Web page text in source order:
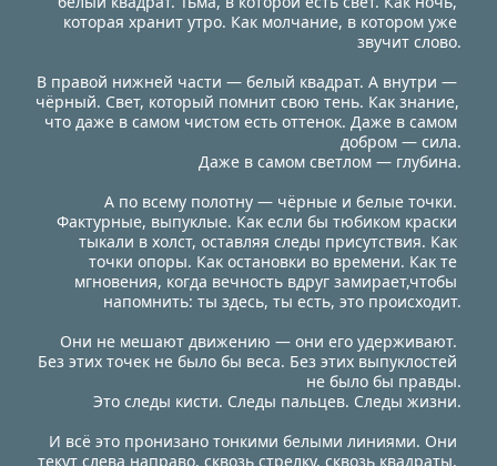
которая хранит утро. Как молчание, в котором уже
звучит слово.
В правой нижней части — белый квадрат. А внутри —
чёрный. Свет, который помнит свою тень. Как знание,
что даже в самом чистом есть оттенок. Даже в самом
добром — сила.
Даже в самом светлом — глубина.
А по всему полотну — чёрные и белые точки.
Фактурные, выпуклые. Как если бы тюбиком краски
тыкали в холст, оставляя следы присутствия. Как
точки опоры. Как остановки во времени. Как те
мгновения, когда вечность вдруг замирает,чтобы
напомнить: ты здесь, ты есть, это происходит.
Они не мешают движению — они его удерживают.
Без этих точек не было бы веса. Без этих выпуклостей
не было бы правды.
Это следы кисти. Следы пальцев. Следы жизни.
И всё это пронизано тонкими белыми линиями. Они
текут слева направо, сквозь стрелку, сквозь квадраты,